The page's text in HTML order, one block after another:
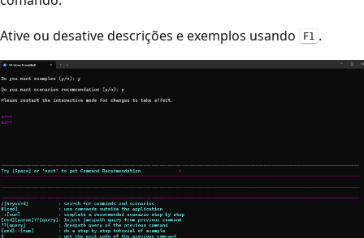
Ative ou desative descrições e exemplos usando
F1 .